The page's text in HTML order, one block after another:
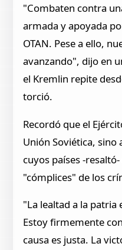
"Combaten contra
armada y apoyada
OTAN. Pese a ello,
avanzando", dijo en
el Kremlin repite
torció.
Recordó que el
Unión Soviética, sino
cuyos países -
"cómplices" de los
"La lealtad a la patria
Estoy firmemente
causa es justa. La